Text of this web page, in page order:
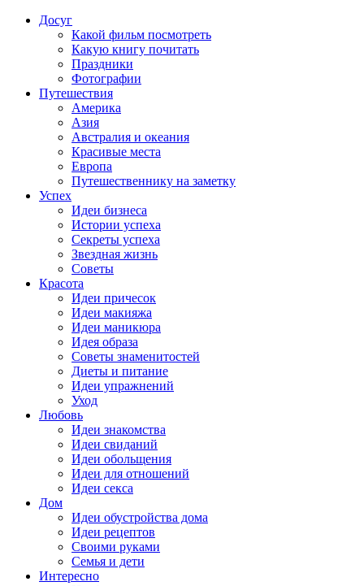
Досуг
Какой фильм посмотреть
Какую книгу почитать
Праздники
Фотографии
Путешествия
Америка
Азия
Австралия и океания
Красивые места
Европа
Путешественнику на заметку
Успех
Идеи бизнеса
Истории успеха
Секреты успеха
Звездная жизнь
Советы
Красота
Идеи причесок
Идеи макияжа
Идеи маникюра
Идея образа
Советы знаменитостей
Диеты и питание
Идеи упражнений
Уход
Любовь
Идеи знакомства
Идеи свиданий
Идеи обольщения
Идеи для отношений
Идеи секса
Дом
Идеи обустройства дома
Идеи рецептов
Своими руками
Семья и дети
Интересно